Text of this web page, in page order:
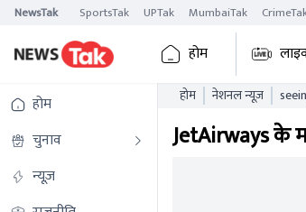
NewsTak SportsTak UPTak MumbaiTak
होम
होम
चुनाव
न्यूज़
होम नेशनल न्यूज़
JetAirways के